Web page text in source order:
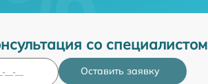
со специалистом
Оставить заявку